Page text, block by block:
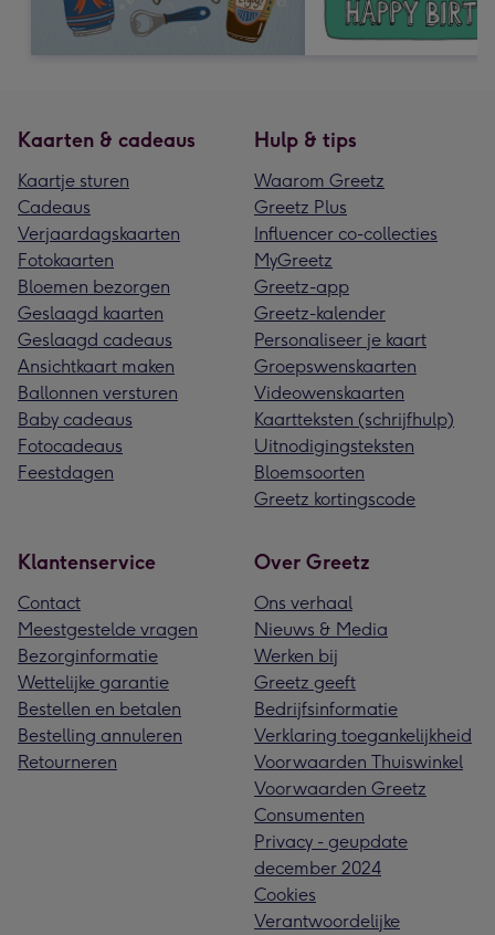
Kaarten & cadeaus
Kaartje sturen
Cadeaus
Verjaardagskaarten
Fotokaarten
Bloemen bezorgen
Geslaagd kaarten
Geslaagd cadeaus
Ansichtkaart maken
Ballonnen versturen
Baby cadeaus
Fotocadeaus
Feestdagen
Hulp & tips
Waarom Greetz
Greetz Plus
Influencer co-collecties
MyGreetz
Greetz-app
Greetz-kalender
Personaliseer je kaart
Groepswenskaarten
Videowenskaarten
Kaartteksten (schrijfhulp)
Uitnodigingsteksten
Bloemsoorten
Greetz kortingscode
Klantenservice
Contact
Meestgestelde vragen
Bezorginformatie
Wettelijke garantie
Bestellen en betalen
Bestelling annuleren
Retourneren
Over Greetz
Ons verhaal
Nieuws & Media
Werken bij
Greetz geeft
Bedrijfsinformatie
Verklaring toegankelijkheid
Voorwaarden Thuiswinkel
Voorwaarden Greetz
Consumenten
Privacy - geupdate
december 2024
Cookies
Verantwoordelijke